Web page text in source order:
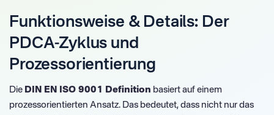
Funktionsweise & Details: Der
PDCA-Zyklus und
Prozessorientierung
Die DIN EN ISO 9001 Definition basiert auf einem
prozessorientierten Ansatz. Das bedeutet, dass nicht nur das